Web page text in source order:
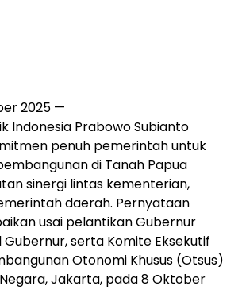
2025 —
Indonesia Prabowo Subianto
penuh pemerintah untuk
di Tanah Papua
sinergi lintas kementerian,
daerah. Pernyataan
usai pelantikan Gubernur
Gubernur, serta Komite Eksekutif
Otonomi Khusus (Otsus)
Jakarta, pada 8 Oktober